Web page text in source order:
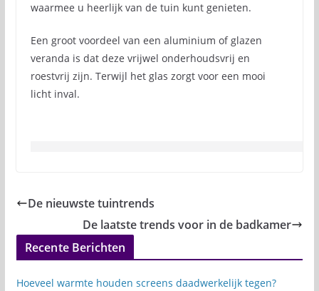
waarmee u heerlijk van de tuin kunt genieten.
Een groot voordeel van een aluminium of glazen
veranda is dat deze vrijwel onderhoudsvrij en
roestvrij zijn. Terwijl het glas zorgt voor een mooi
licht inval.
De nieuwste tuintrends
De laatste trends voor in de badkamer
Recente Berichten
Hoeveel warmte houden screens daadwerkelijk tegen?